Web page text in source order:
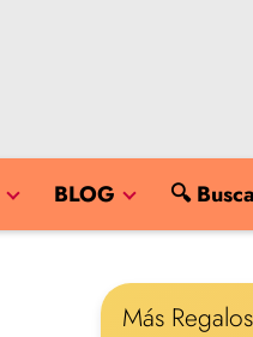
BLOG 🔍
Más